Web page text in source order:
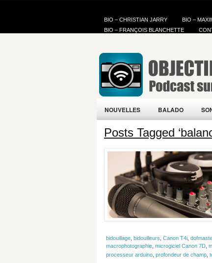
BIO – CHRISTIAN JARRY BIO –
BIO – FRANÇOIS BLANCHETTE
NOUVELLES BALADO
Posts Tagged
bidouillage bidouilleurs Canon T4i
macrophotographie microgiciel Canon 7D
processeur arduino profondeur de champ